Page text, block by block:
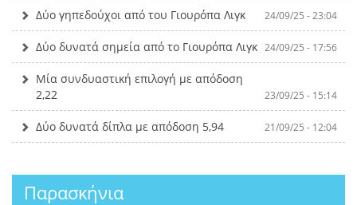
Δύο γηπεδούχοι από του Γιουρόπα Λιγκ 24/09/25 - 23:04
Δύο δυνατά σημεία από το Γιουρόπα Λιγκ 24/09/25 - 17:56
Μία συνδυαστική επιλογή με απόδοση
2,22
23/09/25 - 15:14
Δύο δυνατά δίπλα με απόδοση 5,94 21/09/25 - 12:04
Παρασκήνια